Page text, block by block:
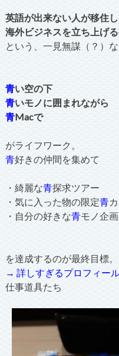
英語が出来ない人が移住
海外ビジネスを立ち上げ
という、一見無謀（？）
青い空の下
青いモノに囲まれながら
青Macで
がライフワーク。
青好きの仲間を集めて
・綺麗な青探求ツアー
・気に入った物の限定青
・自分の好きな青モノ企
を達成するのが最終目標。
→ 詳しすぎるプロフィー
仕事道具たち